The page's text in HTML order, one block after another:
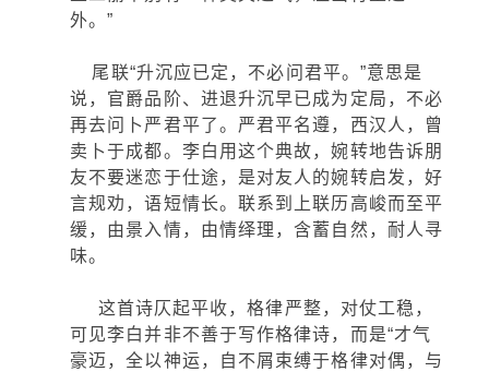
外。”
尾联“升沉应已定，不必问君平。”意思是
说，官爵品阶、进退升沉早已成为定局，不必
再去问卜严君平了。严君平名遵，西汉人，曾
卖卜于成都。李白用这个典故，婉转地告诉朋
友不要迷恋于仕途，是对友人的婉转启发，好
言规劝，语短情长。联系到上联历高峻而至平
缓，由景入情，由情绎理，含蓄自然，耐人寻
味。
这首诗仄起平收，格律严整，对仗工稳，
可见李白并非不善于写作格律诗，而是“才气
豪迈，全以神运，自不屑束缚于格律对偶，与